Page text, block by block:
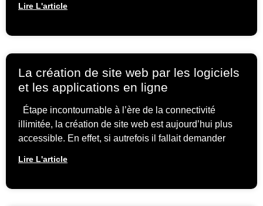
Lire L'article
La création de site web par les logiciels
et les applications en ligne
Étape incontournable à l’ère de la connectivité
illimitée, la création de site web est aujourd’hui plus
accessible. En effet, si autrefois il fallait demander
Lire L'article